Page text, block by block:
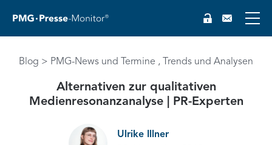
Blog PMG-News und Termine Trends und Analysen
Alternativen zur qualitativen
Medienresonanzanalyse | PR-Experten
Ulrike Illner